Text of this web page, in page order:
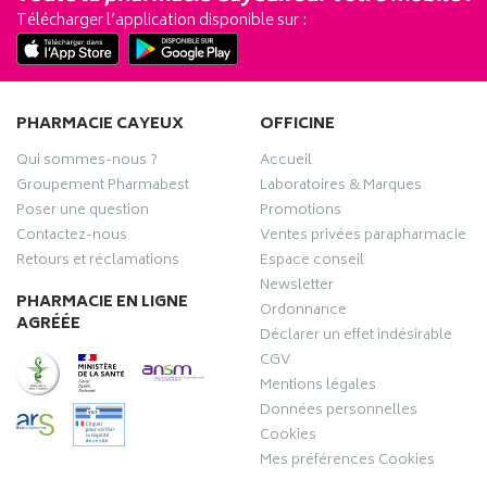
Télécharger l’application disponible sur :
PHARMACIE CAYEUX
Qui sommes-nous ?
Groupement Pharmabest
Poser une question
Contactez-nous
Retours et réclamations
PHARMACIE EN LIGNE
AGRÉÉE
OFFICINE
Accueil
Laboratoires & Marques
Promotions
Ventes privées parapharmacie
Espace conseil
Newsletter
Ordonnance
Déclarer un effet indésirable
CGV
Mentions légales
Données personnelles
Cookies
Mes préférences Cookies